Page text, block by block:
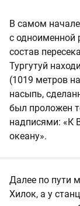
В самом
с одноименной
состав
Тургутуй
(1019 метров
насыпь,
был проложен
надписями: «К
океану».
Далее по пути
Хилок, а у